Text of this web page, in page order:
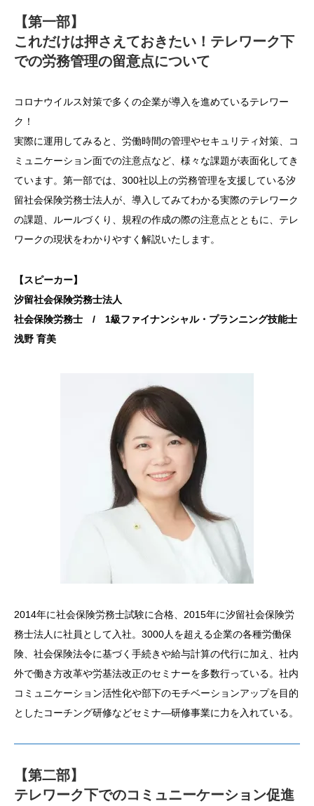
【第一部】
これだけは押さえておきたい！テレワーク下
での労務管理の留意点について
コロナウイルス対策で多くの企業が導入を進めているテレワー
ク！
実際に運用してみると、労働時間の管理やセキュリティ対策、コ
ミュニケーション面での注意点など、様々な課題が表面化してき
ています。第一部では、300社以上の労務管理を支援している汐
留社会保険労務士法人が、導入してみてわかる実際のテレワーク
の課題、ルールづくり、規程の作成の際の注意点とともに、テレ
ワークの現状をわかりやすく解説いたします。
【スピーカー】
汐留社会保険労務士法人
社会保険労務士 / 1級ファイナンシャル・プランニング技能士
浅野 育美
2014年に社会保険労務士試験に合格、2015年に汐留社会保険労
務士法人に社員として入社。3000人を超える企業の各種労働保
険、社会保険法令に基づく手続きや給与計算の代行に加え、社内
外で働き方改革や労基法改正のセミナーを多数行っている。社内
コミュニケーション活性化や部下のモチベーションアップを目的
としたコーチング研修などセミナ―研修事業に力を入れている。
【第二部】
テレワーク下でのコミュニーケーション促進